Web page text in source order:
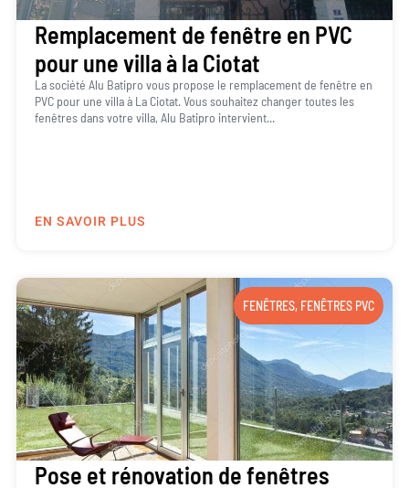
Remplacement de fenêtre en PVC
pour une villa à la Ciotat
La société Alu Batipro vous propose le remplacement de fenêtre en
PVC pour une villa à La Ciotat. Vous souhaitez changer toutes les
fenêtres dans votre villa, Alu Batipro intervient...
EN SAVOIR PLUS
FENÊTRES, FENÊTRES PVC
Pose et rénovation de fenêtres